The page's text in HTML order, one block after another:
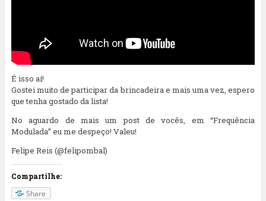
É isso aí!
Gostei muito de participar da brincadeira e mais uma vez, espero
que tenha gostado da lista!
No aguardo de mais um post de vocês, em “Frequência
Modulada” eu me despeço! Valeu!
Felipe Reis (@felipombal)
Compartilhe:
Share